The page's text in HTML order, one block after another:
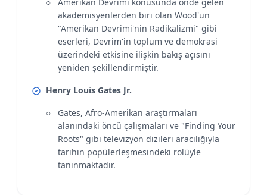
akademisyenlerden biri olan Wood'un
"Amerikan Devrimi'nin Radikalizmi" gibi
eserleri, Devrim'in toplum ve demokrasi
üzerindeki etkisine ilişkin bakış açısını
yeniden şekillendirmiştir.
Henry Louis Gates Jr.
Gates, Afro-Amerikan araştırmaları
alanındaki öncü çalışmaları ve "Finding Your
Roots" gibi televizyon dizileri aracılığıyla
tarihin popülerleşmesindeki rolüyle
tanınmaktadır.